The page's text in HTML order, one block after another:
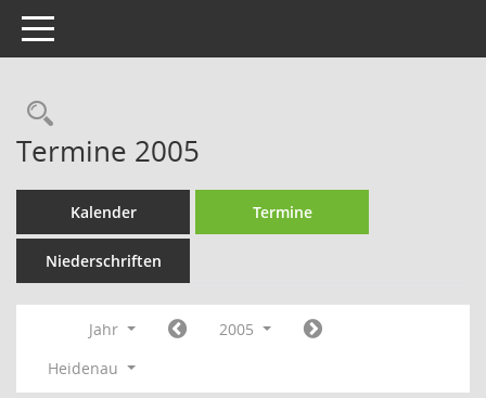
Toggle navigation
Rechercheauswahl
Termine 2005
Kalender Termine
Niederschriften
Jahr
2005
Heidenau